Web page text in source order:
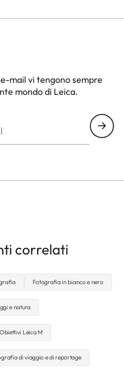
mail vi tengono sempre
mondo di Leica.
correlati
Fotografia in bianco e nero
e natura
Obiettivi Leica M
di viaggio e di reportage